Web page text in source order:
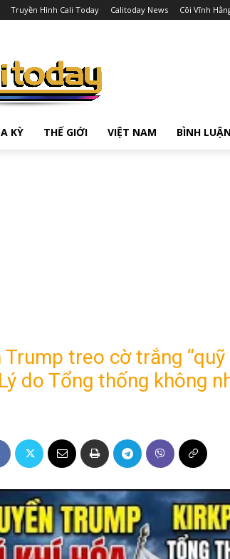
Truyền Hình Cali Today Calitoday News Cõi Vĩnh
KỲ THẾ GIỚI VIỆT NAM BÌNH LUẬN
Trump treo cờ trắng “quỹ
do Tổng thống không